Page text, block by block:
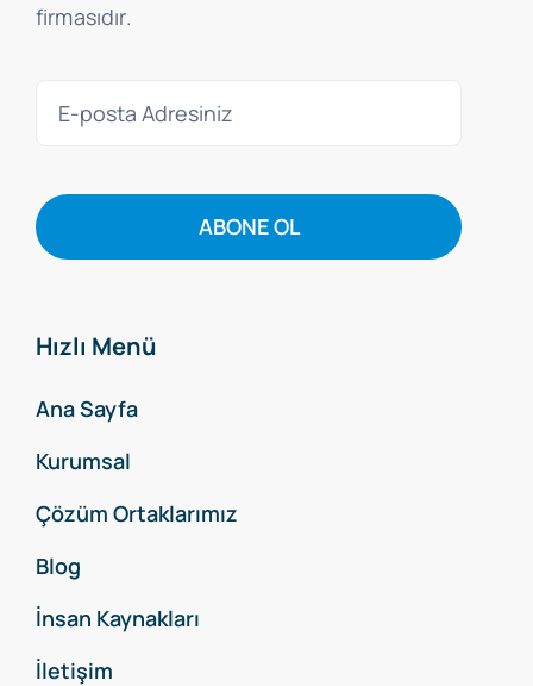
firmasıdır.
ABONE OL
Hızlı Menü
Ana Sayfa
Kurumsal
Çözüm Ortaklarımız
Blog
İnsan Kaynakları
İletişim